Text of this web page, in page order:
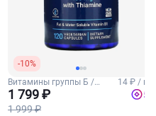
-10%
Витамины группы Б /
Витамин Б1 (Тиамин)
14 ₽ / шт
1 799 ₽
1 999 ₽
54